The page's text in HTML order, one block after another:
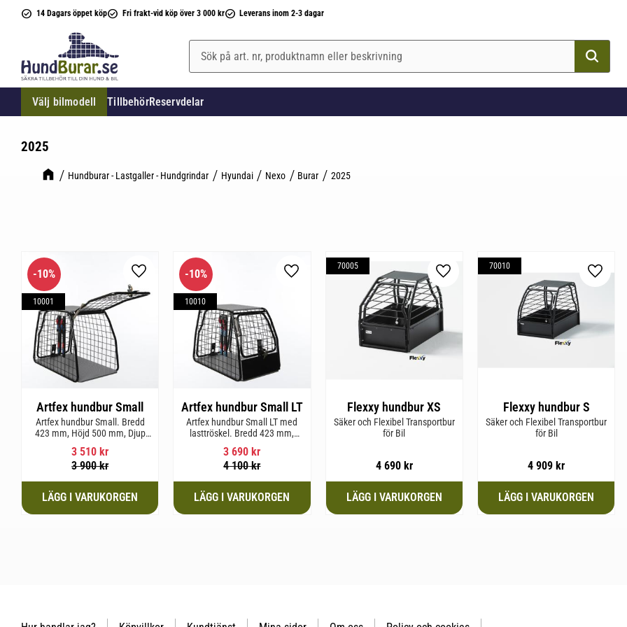
14 Dagars öppet köp Fri frakt-vid köp över 3 000 kr Leverans inom 2-3 dagar
Välj bilmodell TillbehörReservdelar
2025
Hundburar - Lastgaller - Hundgrindar Hyundai Nexo Burar 2025
Artfex hundbur Small
Artfex hundbur Small. Bredd
423 mm, Höjd 500 mm, Djup
3 510 kr
3 900kr
10%
10001
Lägg till i favoriter
Artfex hundbur Small LT
Artfex hundbur Small LT med
lasttröskel. Bredd 423 mm,
och Vikt 12,9 kg.
3 690 kr
4 100kr
10%
10010
Lägg till i favoriter
Flexxy hundbur XS
Säker och Flexibel Transportbur
för Bil
4 690kr
70005
Lägg till i favoriter
Flexxy hundbur S
Säker och Flexibel Transportbur
för Bil
4 909 kr
70010
Lägg